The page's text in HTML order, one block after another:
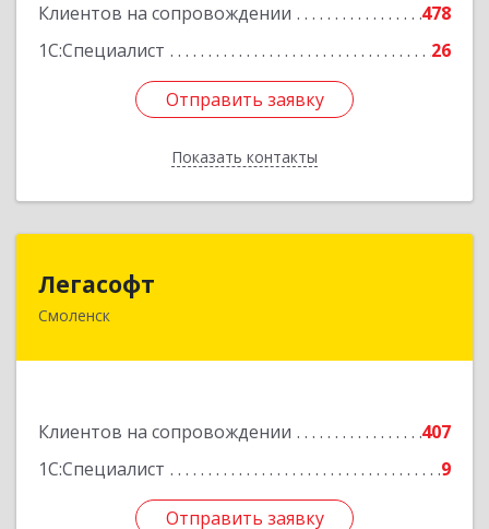
Клиентов на сопровождении
478
1С:Специалист
26
Отправить заявку
Показать контакты
Отправить заявку
Назад
Легасофт
Смоленск
Клиентов на сопровождении
407
1С:Специалист
9
Отправить заявку
214018, Смоленская обл, Смоленск г, Ново-
Отправить заявку